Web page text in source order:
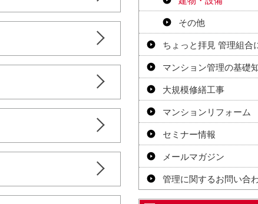
その他
ちょっと拝見 管理組合
マンション管理の基礎
大規模修繕工事
マンションリフォーム
セミナー情報
メールマガジン
管理に関するお問い合